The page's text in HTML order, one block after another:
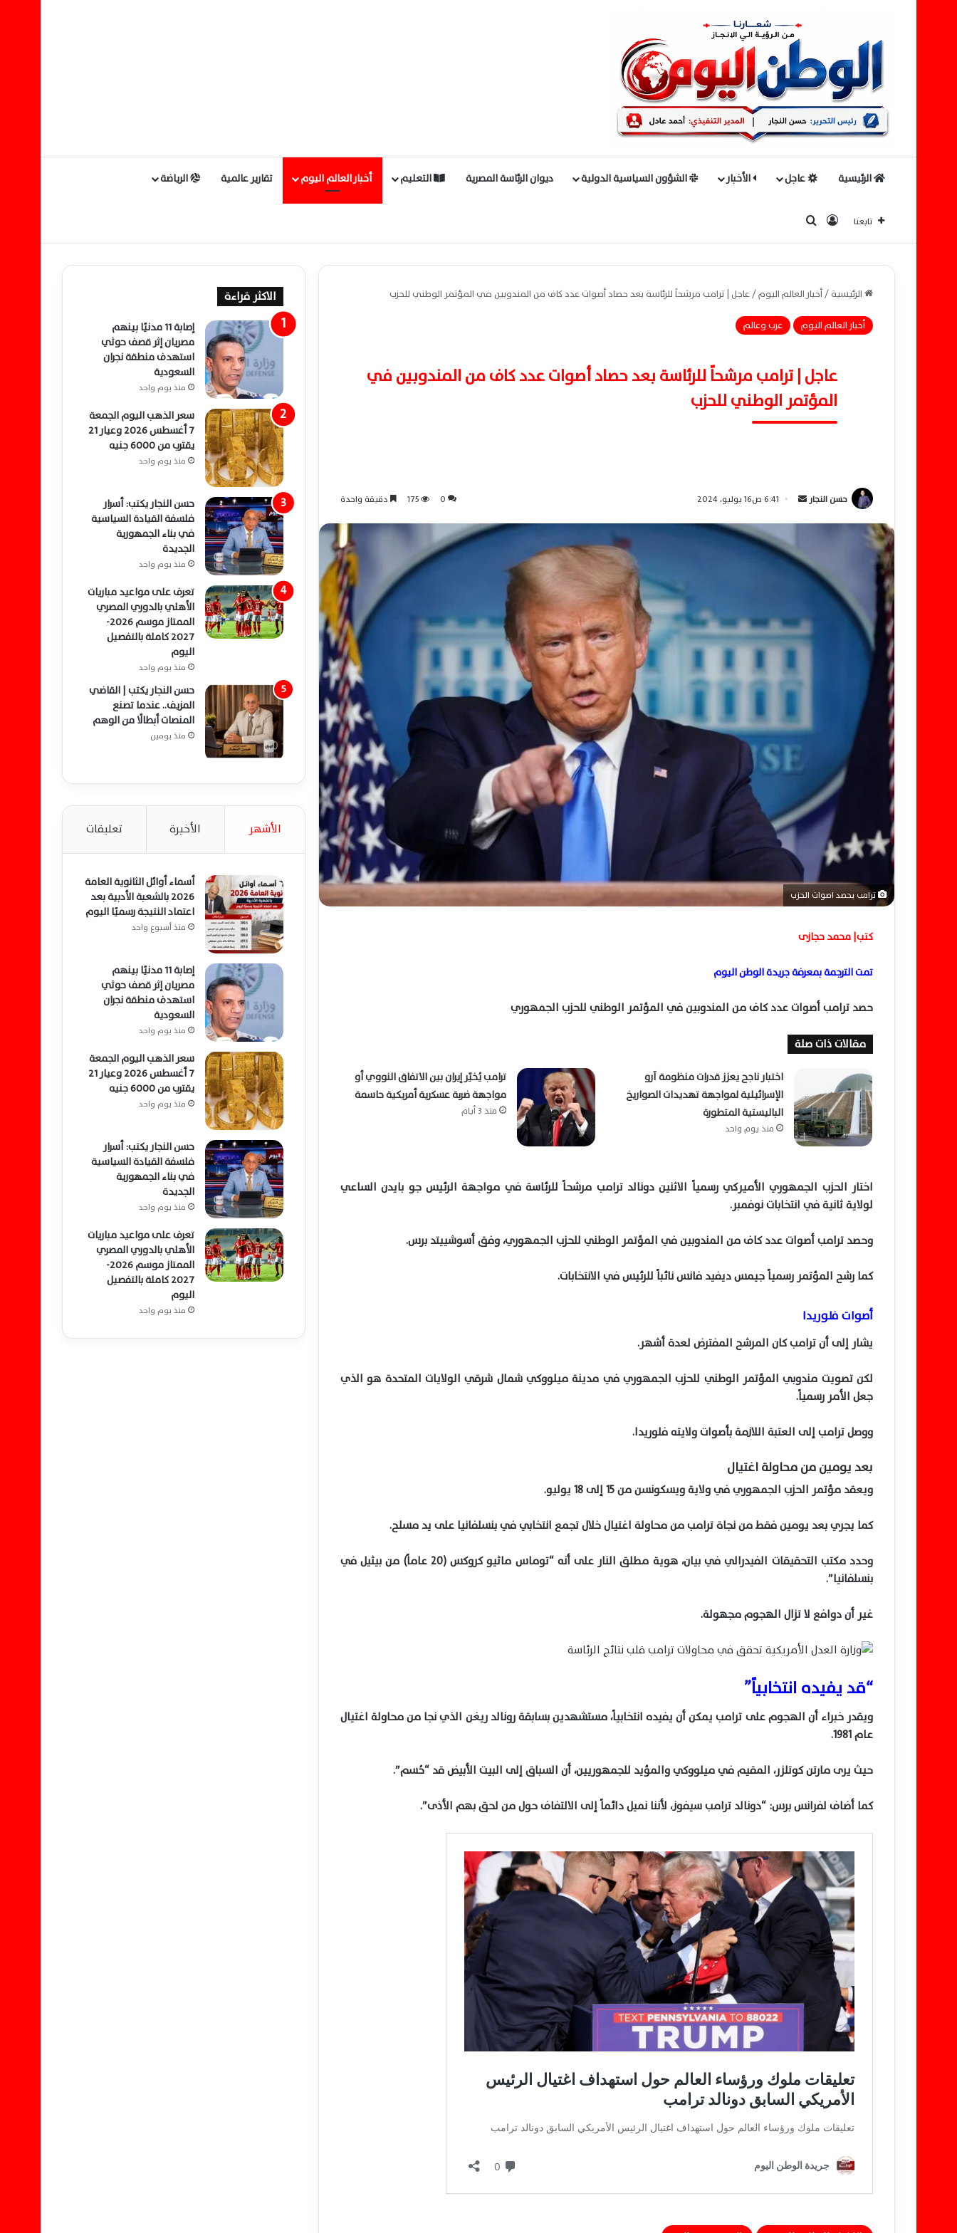
الرئيسية عاجل الأخبار الشؤون السياسية الدولية ديوان الرئاسة المصرية التعليم أخبار العالم اليوم تقارير عالمية الرياضة
تابعنا تسجيل الدخول
الرئيسية/أخبار العالم اليوم/عاجل | ترامب مرشحاً للرئاسة بعد حصاد أصوات عدد كاف من المندوبين في المؤتمر الوطني للحزب
أخبار العالم اليوم
عرب وعالم
عاجل | ترامب مرشحاً للرئاسة بعد حصاد أصوات عدد كاف من المندوبين في
المؤتمر الوطني للحزب
حسن النجار
ل
ب
د
ا
إ
ل
ك
ر
ن
ي
6:41 ص16 يوليو، 2024 0
175 دقيقة واحدة
ترامب يحصد اصوات الحزب
كتب| محمد حجازى
تمت الترجمة بمعرفة جريدة الوطن اليوم
حصد ترامب أصوات عدد كاف من المندوبين في المؤتمر الوطني للحزب الجمهوري
مقالات ذات صلة
اختبار ناجح يعزز قدرات منظومة آرو
الإسرائيلية لمواجهة تهديدات الصواريخ
الباليستية المتطورة
منذ يوم واحد
ترامب يُخيّر إيران بين الاتفاق النووي أو
مواجهة ضربة عسكرية أمريكية حاسمة
منذ 3 أيام
اختار الحزب الجمهوري الأميركي رسمياً الاثنين دونالد ترامب مرشحاً للرئاسة في مواجهة الرئيس جو بايدن الساعي
لولاية ثانية في انتخابات نوفمبر.
وحصد ترامب أصوات عدد كاف من المندوبين في المؤتمر الوطني للحزب الجمهوري، وفق أسوشييتد برس.
كما رشح المؤتمر رسمياً جيمس ديفيد فانس نائباً للرئيس في الانتخابات.
أصوات فلوريدا
يشار إلى أن ترامب كان المرشح المفترض لعدة أشهر.
لكن تصويت مندوبي المؤتمر الوطني للحزب الجمهوري في مدينة ميلووكي شمال شرقي الولايات المتحدة هو الذي
جعل الأمر رسمياً.
ووصل ترامب إلى العتبة اللازمة بأصوات ولايته فلوريدا.
بعد يومين من محاولة اغتيال
ويعقد مؤتمر الحزب الجمهوري في ولاية ويسكونسن من 15 إلى 18 يوليو.
كما يجري بعد يومين فقط من نجاة ترامب من محاولة اغتيال خلال تجمع انتخابي في بنسلفانيا على يد مسلح.
وحدد مكتب التحقيقات الفيدرالي في بيان، هوية مطلق النار على أنه “توماس ماثيو كروكس (20 عاماً) من بيثيل في
بنسلفانيا”.
غير أن دوافع لا تزال الهجوم مجهولة.
“قد يفيده انتخابياً”
ويقدر خبراء أن الهجوم على ترامب يمكن أن يفيده انتخابياً، مستشهدين بسابقة رونالد ريغن الذي نجا من محاولة اغتيال
عام 1981.
حيث يرى مارتن كوتلزر، المقيم في ميلووكي والمؤيد للجمهوريين، أن السباق إلى البيت الأبيض قد “حُسم”.
كما أضاف لفرانس برس: “دونالد ترامب سيفوز، لأننا نميل دائماً إلى الالتفاف حول من لحق بهم الأذى”.
ضربات أمريكية سعودية بالعراق تودي بحياة
الاكثر قراءة
إصابة 11 مدنيًا بينهم
مصريان إثر قصف حوثي
استهدف منطقة نجران
السعودية
منذ يوم واحد
سعر الذهب اليوم الجمعة
7 أغسطس 2026 وعيار 21
يقترب من 6000 جنيه
منذ يوم واحد
حسن النجار يكتب: أسرار
فلسفة القيادة السياسية
في بناء الجمهورية
الجديدة
منذ يوم واحد
تعرف على مواعيد مباريات
الأهلي بالدوري المصري
الممتاز موسم 2026-
2027 كاملة بالتفصيل
اليوم
منذ يوم واحد
حسن النجار يكتب | القاضي
المزيف.. عندما تصنع
المنصات أبطالًا من الوهم
منذ يومين
الأشهر الأخيرة تعليقات
أسماء أوائل الثانوية العامة
2026 بالشعبة الأدبية بعد
اعتماد النتيجة رسميًا اليوم
منذ أسبوع واحد
إصابة 11 مدنيًا بينهم
مصريان إثر قصف حوثي
استهدف منطقة نجران
السعودية
منذ يوم واحد
سعر الذهب اليوم الجمعة
7 أغسطس 2026 وعيار 21
يقترب من 6000 جنيه
منذ يوم واحد
حسن النجار يكتب: أسرار
فلسفة القيادة السياسية
في بناء الجمهورية
الجديدة
منذ يوم واحد
تعرف على مواعيد مباريات
الأهلي بالدوري المصري
الممتاز موسم 2026-
2027 كاملة بالتفصيل
اليوم
منذ يوم واحد